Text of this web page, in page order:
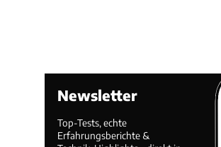
Newsletter
Top-Tests, echte
Erfahrungsberichte &